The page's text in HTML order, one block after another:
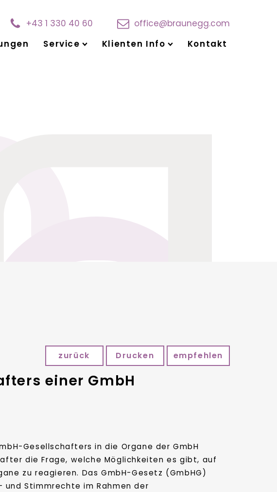
+43 1 330 40 60
office@braunegg.com
Service Klienten Info Kontakt
zurück Drucken empfehlen
einer GmbH
Gesellschafters in die Organe der GmbH
die Frage, welche Möglichkeiten es gibt, auf
zu reagieren. Das GmbH-Gesetz (GmbHG)
Stimmrechte im Rahmen der